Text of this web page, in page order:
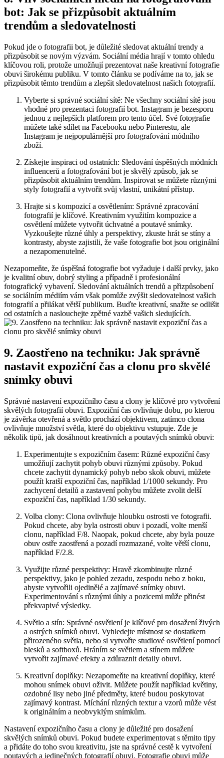
‍bot: ⁤Jak⁤ se přizpůsobit aktuálním
trendům a⁢ sledovatelnosti
Pokud jde o fotografii bot,⁣ je důležité sledovat aktuální trendy a
⁣přizpůsobit se novým výzvám. Sociální ‍média⁣ hrají v tomto ohledu
‌klíčovou roli, protože umožňují prezentovat naše kreativní⁢ fotografie
obuvi širokému ​publiku. V tomto článku‍ se ‌podíváme na to, jak se​
přizpůsobit těmto trendům a ⁢zlepšit‍ sledovatelnost našich fotografií.
Vyberte si správné sociální ​sítě: Ne všechny sociální sítě jsou
vhodné pro prezentaci fotografií bot. Instagram je bezesporu
jednou⁢ z nejlepších platforem pro tento​ účel. Své fotografie
můžete také sdílet na Facebooku nebo⁤ Pinterestu, ale
Instagram je nejpopulárnější pro ⁤fotografování módního
zboží.
Získejte inspiraci od‍ ostatních:⁤ Sledování‌ úspěšných ⁢módních
‌influencerů a fotografování bot je skvělý způsob, ‌jak se
přizpůsobit aktuálním trendům. Inspirovat se můžete různými​
styly⁢ fotografií ​a vytvořit svůj ​vlastní, unikátní přístup.
Hrajte⁤ si s kompozicí⁢ a osvětlením: Správné zpracování
⁢fotografií je klíčové. Kreativním využitím kompozice a
osvětlení můžete vytvořit ‌úchvatné a poutavé snímky.
Vyzkoušejte různé⁢ úhly ⁢a⁢ perspektivy, zkuste hrát se ‌stíny a
kontrasty, abyste zajistili,⁣ že⁣ vaše fotografie bot jsou originální
a nezapomenutelné.
Nezapomeňte, že úspěšná fotografie bot​ vyžaduje i další prvky, jako
je kvalitní obuv, dobrý styling a případně ⁤i profesionální
fotografický vybavení. Sledování aktuálních trendů a přizpůsobení
se ‌sociálním médiím vám však pomůže zvýšit sledovatelnost vašich
fotografií a‌ přilákat větší publikum. Buďte kreativní, snažte se ⁢odlišit
od ⁤ostatních a naslouchejte zpětné vazbě vašich ‍sledujících.
9. Zaostřeno na ⁢techniku: Jak správně
nastavit expoziční⁢ čas a clonu pro skvělé
⁤snímky obuvi
Správné nastavení expozičního času‍ a clony je⁢ klíčové pro vytvoření
skvělých fotografií obuvi. Expoziční čas ovlivňuje⁤ dobu, po kterou
‍je závěrka otevřená a ‌světlo prochází objektivem, zatímco​ clona
ovlivňuje množství světla,⁣ které ‍do objektivu vstupuje. Zde je
několik tipů, jak ⁤dosáhnout kreativních ‍a‍ poutavých snímků obuvi:
Experimentujte s expozičním časem: ‍Různé ⁣expoziční časy
umožňují zachytit pohyb obuvi ⁢různými způsoby. Pokud
chcete zachytit dynamický pohyb nebo skok​ obuvi, můžete
použít kratší​ expoziční čas, například 1/1000 sekundy. Pro
zachycení detailů a zastavení pohybu můžete zvolit delší ​
expoziční čas, například 1/30 sekundy.
Volba clony: ⁣Clona ovlivňuje hloubku ostrosti ve fotografii.
Pokud chcete,⁤ aby byla ostrosti obuv i‍ pozadí, volte ⁣menší
clonu, například F/8. Naopak, pokud chcete, aby byla pouze
obuv ostře zaostřená a pozadí rozmazané, volte větší clonu,
například F/2.8.
Využijte různé perspektivy:‍ Hravě zkombinujte různé
perspektivy, jako je pohled⁣ zezadu, zespodu nebo z boku,
abyste ​vytvořili ojedinělé a⁢ zajímavé snímky obuvi.
Experimentování s různými⁤ úhly a pozicemi může přinést
překvapivé výsledky.
Světlo a ⁤stín: Správné osvětlení je ⁤klíčové pro dosažení ⁤živých‍
a⁢ ostrých ​snímků ⁢obuvi. Vyhledejte místnost ⁢se dostatkem
přirozeného světla,‌ nebo si vytvořte⁢ studiové osvětlení pomocí
‍blesků ⁤a⁤ softboxů.⁣ Hráním ⁤se ⁤světlem a stínem můžete
vytvořit zajímavé efekty a zdůraznit ‍detaily obuvi.
Kreativní doplňky: Nezapomeňte na kreativní doplňky, které
mohou snímek obuvi oživit. Můžete použít například‍ květiny,
ozdobné lisy nebo jiné předměty, které budou poskytovat
zajímavý kontrast. Míchání ‍různých textur a vzorů může vést⁣
k originálním a neobvyklým snímkům.
Nastavení ⁢expozičního času ​a clony je důležité‌ pro dosažení
skvělých snímků​ obuvi. Pokud budete experimentovat s těmito tipy
a přidáte do toho svou ⁢kreativitu, jste⁣ na správné cestě⁢ k vytvoření
poutavých‌ a jedinečných fotografií ‌obuvi. Fotografie⁢ obuvi může